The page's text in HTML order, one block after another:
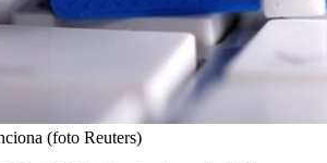
(foto Reuters)